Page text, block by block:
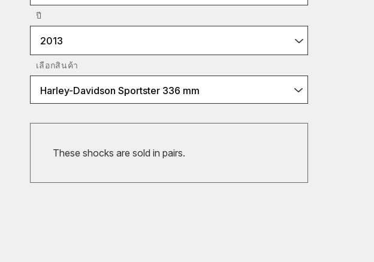
ปี
2013
เลือกสินค้า
Harley-Davidson Sportster 336 mm
These shocks are sold in pairs.